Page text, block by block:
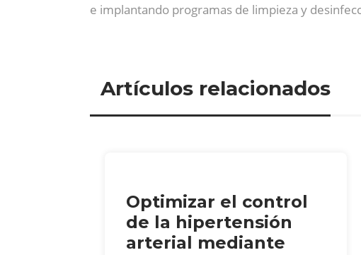
e implantando programas de limpieza y
Artículos relacionados
Optimizar el control
de la hipertensión
arterial mediante